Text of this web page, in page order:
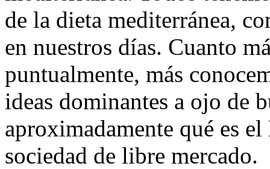
de la dieta mediterránea,
en nuestros días. Cuanto
puntualmente, más
ideas dominantes a ojo de
aproximadamente qué es
sociedad de libre mercado.